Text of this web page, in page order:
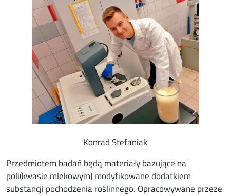
Konrad Stefaniak
Przedmiotem badań będą materiały bazujące na
poli(kwasie mlekowym) modyfikowane dodatkiem
substancji pochodzenia roślinnego. Opracowywane przeze